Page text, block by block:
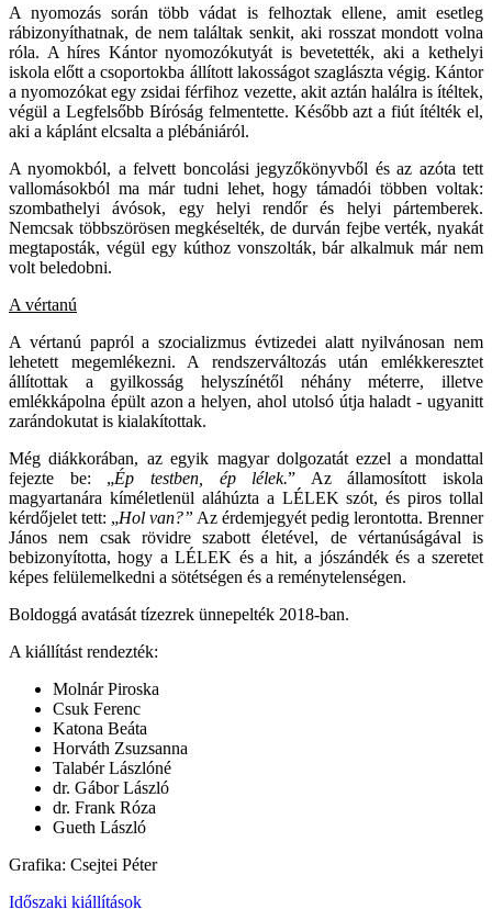
A nyomozás során több vádat is felhoztak ellene, amit esetleg
rábizonyíthatnak, de nem találtak senkit, aki rosszat mondott volna
róla. A híres Kántor nyomozókutyát is bevetették, aki a kethelyi
iskola előtt a csoportokba állított lakosságot szaglászta végig. Kántor
a nyomozókat egy zsidai férfihoz vezette, akit aztán halálra is ítéltek,
végül a Legfelsőbb Bíróság felmentette. Később azt a fiút ítélték el,
aki a káplánt elcsalta a plébániáról.
A nyomokból, a felvett boncolási jegyzőkönyvből és az azóta tett
vallomásokból ma már tudni lehet, hogy támadói többen voltak:
szombathelyi ávósok, egy helyi rendőr és helyi pártemberek.
Nemcsak többszörösen megkéselték, de durván fejbe verték, nyakát
megtaposták, végül egy kúthoz vonszolták, bár alkalmuk már nem
volt beledobni.
A vértanú
A vértanú papról a szocializmus évtizedei alatt nyilvánosan nem
lehetett megemlékezni. A rendszerváltozás után emlékkeresztet
állítottak a gyilkosság helyszínétől néhány méterre, illetve
emlékkápolna épült azon a helyen, ahol utolsó útja haladt - ugyanitt
zarándokutat is kialakítottak.
Még diákkorában, az egyik magyar dolgozatát ezzel a mondattal
fejezte be: „Ép testben, ép lélek.” Az államosított iskola
magyartanára kíméletlenül aláhúzta a LÉLEK szót, és piros tollal
kérdőjelet tett: „Hol van?” Az érdemjegyét pedig lerontotta. Brenner
János nem csak rövidre szabott életével, de vértanúságával is
bebizonyította, hogy a LÉLEK és a hit, a jószándék és a szeretet
képes felülemelkedni a sötétségen és a reménytelenségen.
Boldoggá avatását tízezrek ünnepelték 2018-ban.
A kiállítást rendezték:
Molnár Piroska
Csuk Ferenc
Katona Beáta
Horváth Zsuzsanna
Talabér Lászlóné
dr. Gábor László
dr. Frank Róza
Gueth László
Grafika: Csejtei Péter
Időszaki kiállítások